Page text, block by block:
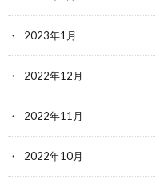
2023年1月
2022年12月
2022年11月
2022年10月